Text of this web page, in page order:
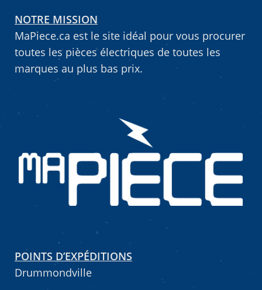
Trucs et astuces
Vous ne trouvez pas la pièce sur notre site…
NOTRE MISSION
MaPiece.ca est le site idéal pour vous procurer
toutes les pièces électriques de toutes les
marques au plus bas prix.
POINTS D’EXPÉDITIONS
Drummondville